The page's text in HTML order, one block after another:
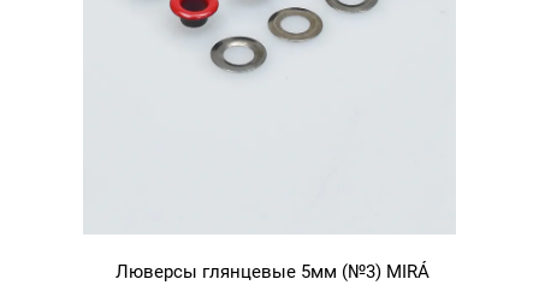
Люверсы глянцевые 5мм (№3) MIRÁ